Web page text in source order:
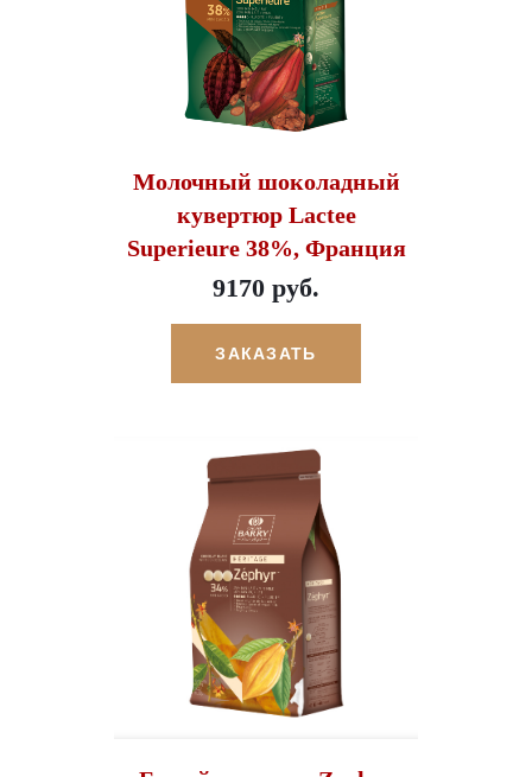
Молочный шоколадный
кувертюр Lactee
Superieure 38%, Франция
9170 руб.
ЗАКАЗАТЬ